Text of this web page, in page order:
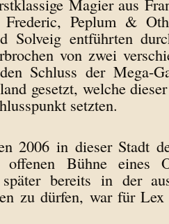
Frederic, Peplum &
Solveig entführten
von zwei
Schluss der Mega-
gesetzt, welche
setzten.
2006 in dieser Stadt
Bühne eines
bereits in der
zu dürfen, war für